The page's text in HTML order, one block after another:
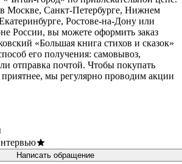
Москве, Санкт-Петербурге, Нижнем
Ростове-на-Дону или
России, вы можете оформить заказ
«Большая книга стихов и сказок»
его получения: самовывоз,
отправка почтой. Чтобы покупать
мы регулярно проводим акции
Написать обращение